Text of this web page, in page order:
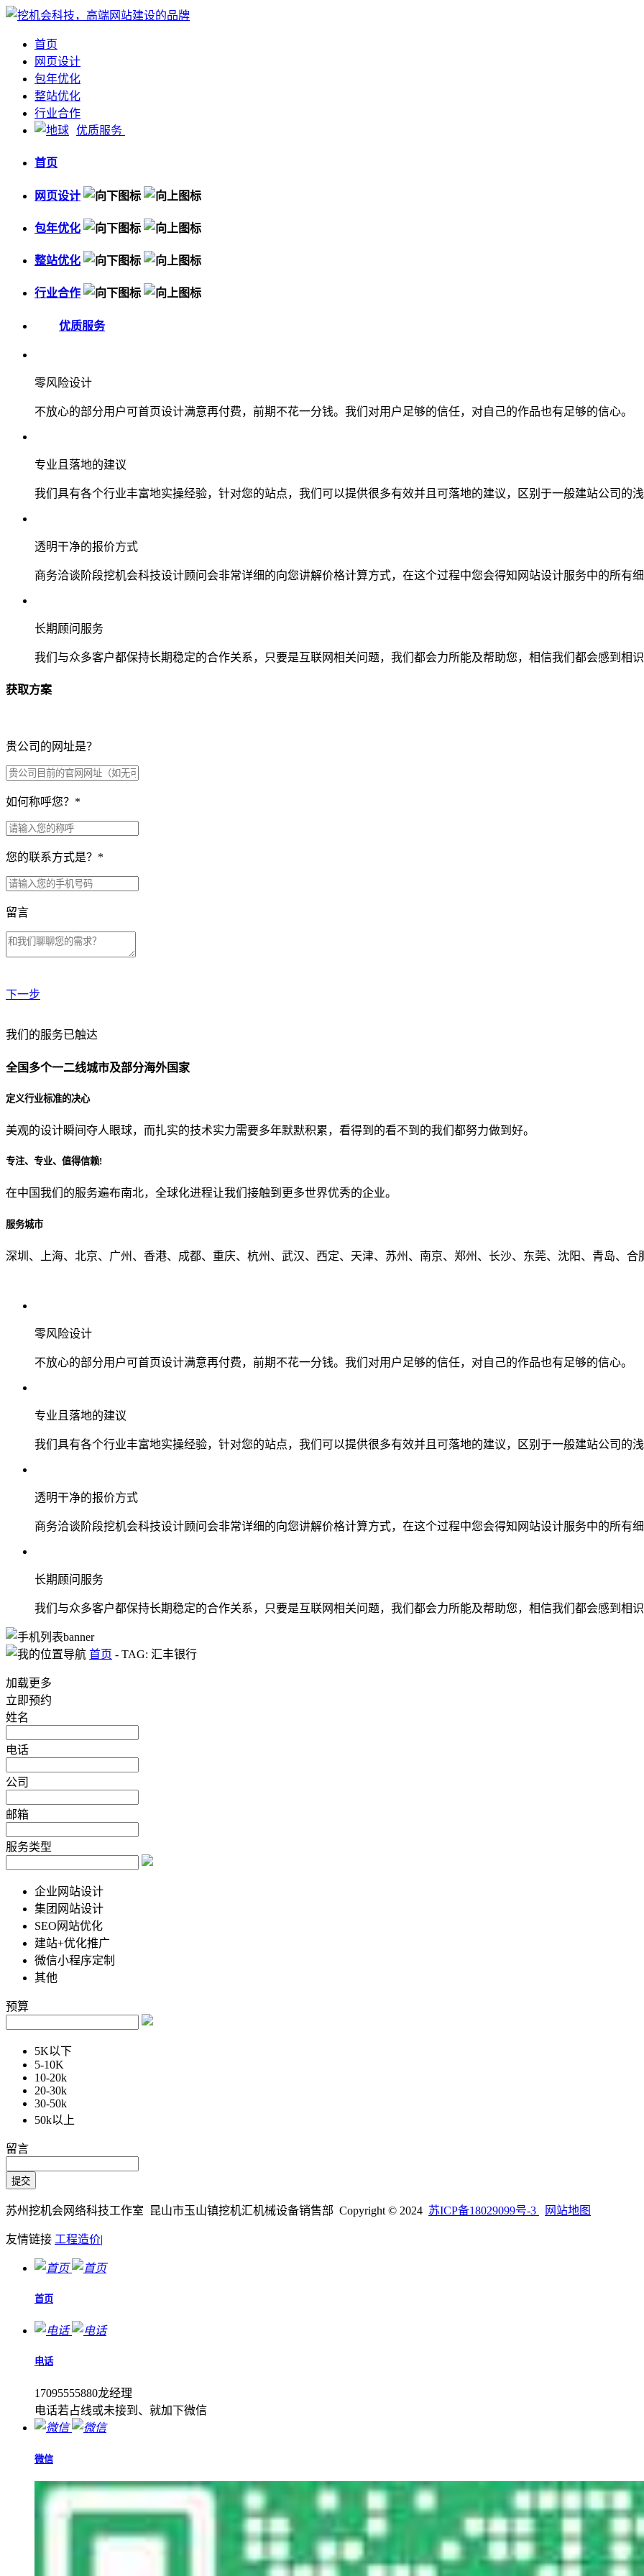
首页
网页设计
包年优化
整站优化
行业合作
优质服务
首页
网页设计
包年优化
整站优化
行业合作
优质服务
零风险设计
不放心的部分用户可首页设计满意再付费，前期不花一分钱。我们对用户足够的信任，对自己的作品也有足够的信心。
专业且落地的建议
我们具有各个行业丰富地实操经验，针对您的站点，我们可以提供很多有效并且可落地的建议，区别于一般建站公司的
透明干净的报价方式
商务洽谈阶段挖机会科技设计顾问会非常详细的向您讲解价格计算方式，在这个过程中您会得知网站设计服务中的所有
长期顾问服务
我们与众多客户都保持长期稳定的合作关系，只要是互联网相关问题，我们都会力所能及帮助您，相信我们都会感到相
获取方案
贵公司的网址是？
如何称呼您？ *
您的联系方式是？ *
留言
下一步
贵公司预算范围是？
贵公司的团队规模是？
从哪里了解到我们？
我们的服务已触达
全国多个一二线城市及部分海外国家
定义行业标准的决心
美观的设计瞬间夺人眼球，而扎实的技术实力需要多年默默积累，看得到的看不到的我们都努力做到好。
专注、专业、值得信赖!
在中国我们的服务遍布南北，全球化进程让我们接触到更多世界优秀的企业。
服务城市
深圳、上海、北京、广州、香港、成都、重庆、杭州、武汉、西定、天津、苏州、南京、郑州、长沙、东莞、沈阳、青岛、合
零风险设计
不放心的部分用户可首页设计满意再付费，前期不花一分钱。我们对用户足够的信任，对自己的作品也有足够的信心。
专业且落地的建议
我们具有各个行业丰富地实操经验，针对您的站点，我们可以提供很多有效并且可落地的建议，区别于一般建站公司的
透明干净的报价方式
商务洽谈阶段挖机会科技设计顾问会非常详细的向您讲解价格计算方式，在这个过程中您会得知网站设计服务中的所有
长期顾问服务
我们与众多客户都保持长期稳定的合作关系，只要是互联网相关问题，我们都会力所能及帮助您，相信我们都会感到相
首页 - TAG: 汇丰银行
加载更多
立即预约
姓名
电话
公司
邮箱
服务类型
企业网站设计
集团网站设计
SEO网站优化
建站+优化推广
微信小程序定制
其他
预算
5K以下
5-10K
10-20k
20-30k
30-50k
50k以上
留言
苏州挖机会网络科技工作室 昆山市玉山镇挖机汇机械设备销售部 Copyright © 2024 苏ICP备18029099号-3 网站地图
友情链接 工程造价|
首页
电话
17095555880龙经理
电话若占线或未接到、就加下微信
微信